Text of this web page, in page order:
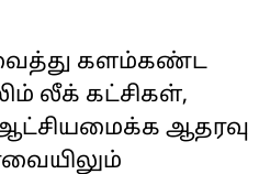
வைத்து களம்கண்ட
லீக் கட்சிகள்,
ஆதரவு